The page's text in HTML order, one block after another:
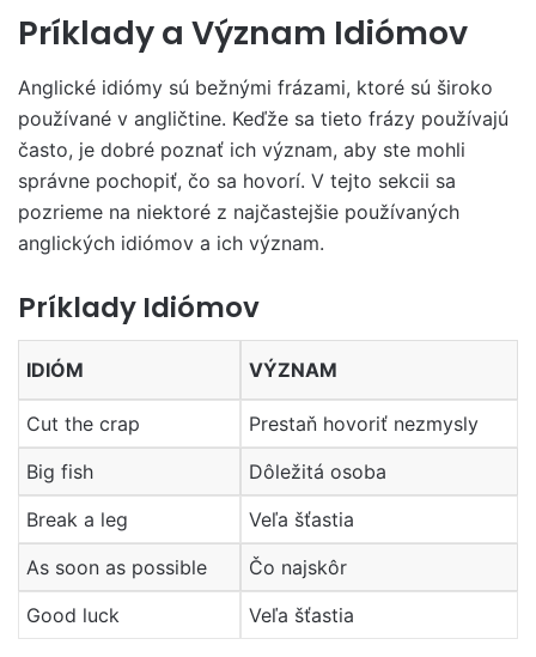
Príklady a Význam Idiómov
Anglické idiómy sú bežnými frázami, ktoré sú široko
používané v angličtine. Keďže sa tieto frázy používajú
často, je dobré poznať ich význam, aby ste mohli
správne pochopiť, čo sa hovorí. V tejto sekcii sa
pozrieme na niektoré z najčastejšie používaných
anglických idiómov a ich význam.
Príklady Idiómov
IDIÓM VÝZNAM
Cut the crap
Prestaň hovoriť nezmysly
Big fish
Dôležitá osoba
Break a leg
Veľa šťastia
As soon as possible
Čo najskôr
Good luck
Veľa šťastia